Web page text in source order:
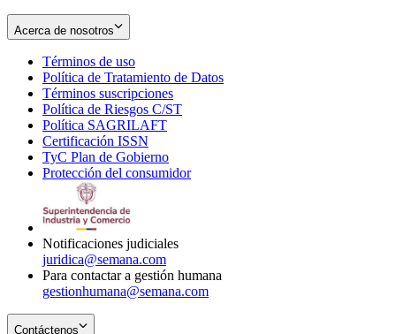
Acerca de nosotros
Términos de uso
in
new
window
Política de Tratamiento de Datos
Términos suscripciones
in
Política de Riesgos C/ST
Política SAGRILAFT
new
window
Certificación ISSN
in
new
TyC Plan de Gobierno
in
Protección del consumidorOpens
Notificaciones judiciales
juridica@semana.com
Para contactar a gestión humana
gestionhumana@semana.com
Contáctenos